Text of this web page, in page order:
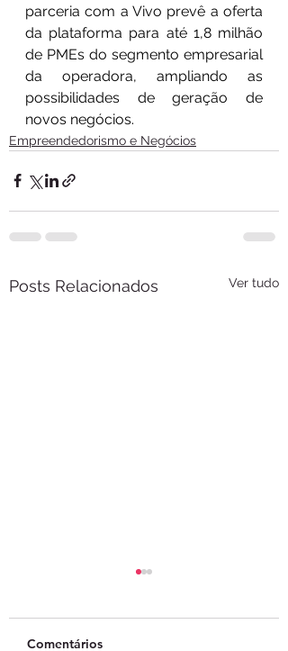
parceria com a Vivo prevê a oferta
da plataforma para até 1,8 milhão
de PMEs do segmento empresarial
da operadora, ampliando as
possibilidades de geração de
novos negócios.
Empreendedorismo e Negócios
Posts Relacionados Ver tudo
Comentários